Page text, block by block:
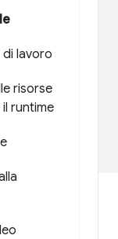
lavoro
risorse
runtime